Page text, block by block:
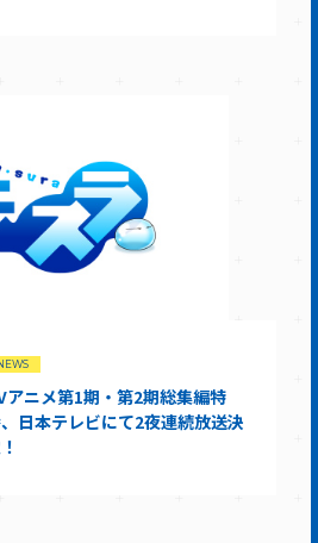
アニメ第1期・第2期総集編特
日本テレビにて2夜連続放送決